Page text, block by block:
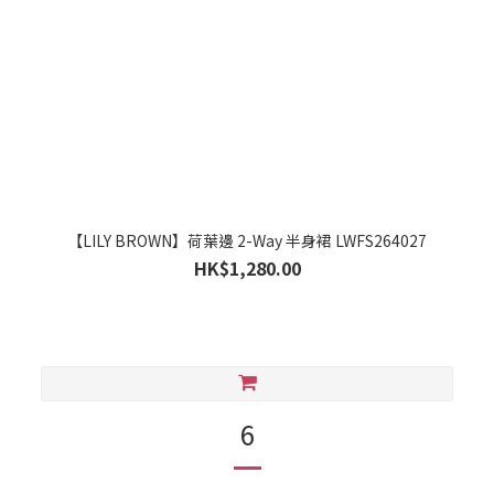
【LILY BROWN】荷葉邊 2-Way 半身裙 LWFS264027
HK$1,280.00
6